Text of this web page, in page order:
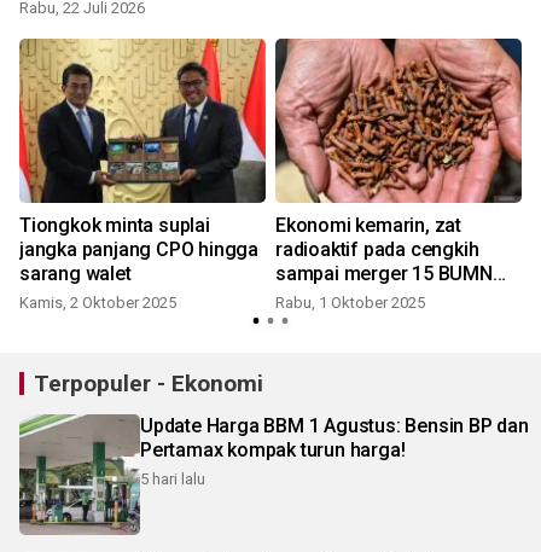
Rabu, 22 Juli 2026
Tiongkok minta suplai
jangka panjang CPO hingga
sarang walet
Kamis, 2 Oktober 2025
Ekonomi kemarin, zat
radioaktif pada cengkih
sampai merger 15 BUMN
asuransi
Rabu, 1 Oktober 2025
Terpopuler - Ekonomi
Update Harga BBM 1 Agustus: Bensin BP dan
Pertamax kompak turun harga!
5 hari lalu